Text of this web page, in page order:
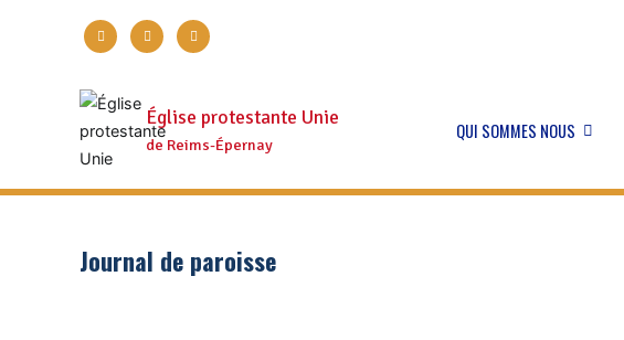
facebooktwitterinstagram
Église protestante Unie
de Reims-Épernay
QUI SOMMES NOUS
Journal de paroisse